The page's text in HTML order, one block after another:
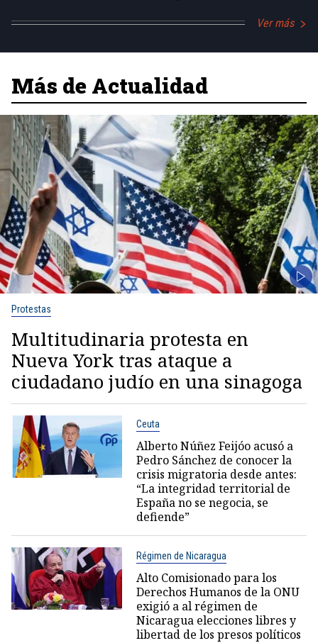
Ver más
Más de Actualidad
Protestas
Multitudinaria protesta en
Nueva York tras ataque a
ciudadano judío en una sinagoga
Ceuta
Alberto Núñez Feijóo acusó a
Pedro Sánchez de conocer la
crisis migratoria desde antes:
“La integridad territorial de
España no se negocia, se
defiende”
Régimen de Nicaragua
Alto Comisionado para los
Derechos Humanos de la ONU
exigió a al régimen de
Nicaragua elecciones libres y
libertad de los presos políticos